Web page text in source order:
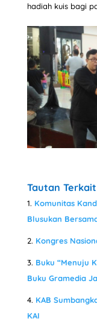
hadiah kuis bagi
Tautan
Komunitas
Blusukan
Kongres
Buku “Menuju
Buku Gramedia
KAB
KAI